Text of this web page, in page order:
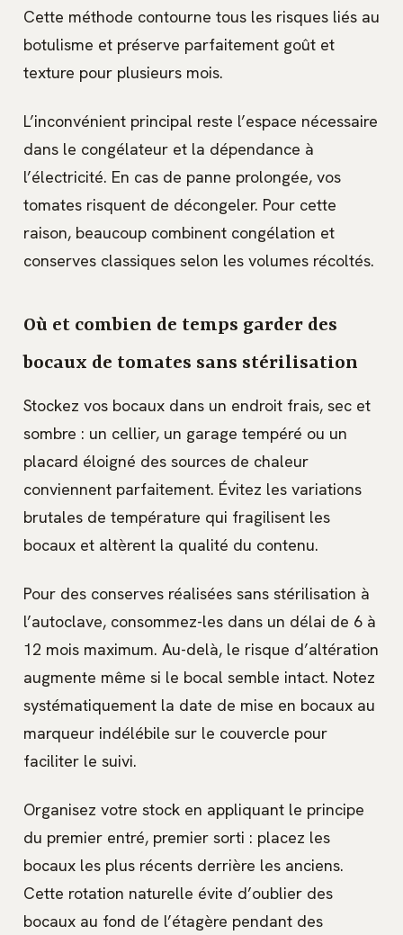
Cette méthode contourne tous les risques liés au
botulisme et préserve parfaitement goût et
texture pour plusieurs mois.
L’inconvénient principal reste l’espace nécessaire
dans le congélateur et la dépendance à
l’électricité. En cas de panne prolongée, vos
tomates risquent de décongeler. Pour cette
raison, beaucoup combinent congélation et
conserves classiques selon les volumes récoltés.
Où et combien de temps garder des
bocaux de tomates sans stérilisation
Stockez vos bocaux dans un endroit frais, sec et
sombre : un cellier, un garage tempéré ou un
placard éloigné des sources de chaleur
conviennent parfaitement. Évitez les variations
brutales de température qui fragilisent les
bocaux et altèrent la qualité du contenu.
Pour des conserves réalisées sans stérilisation à
l’autoclave, consommez-les dans un délai de 6 à
12 mois maximum. Au-delà, le risque d’altération
augmente même si le bocal semble intact. Notez
systématiquement la date de mise en bocaux au
marqueur indélébile sur le couvercle pour
faciliter le suivi.
Organisez votre stock en appliquant le principe
du premier entré, premier sorti : placez les
bocaux les plus récents derrière les anciens.
Cette rotation naturelle évite d’oublier des
bocaux au fond de l’étagère pendant des